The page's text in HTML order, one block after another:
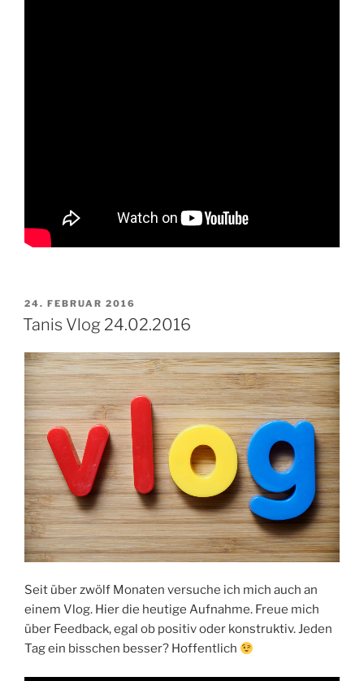
VERÖFFENTLICHT
AM
24. FEBRUAR 2016
Tanis Vlog 24.02.2016
Seit über zwölf Monaten versuche ich mich auch an
einem Vlog. Hier die heutige Aufnahme. Freue mich
über Feedback, egal ob positiv oder konstruktiv. Jeden
Tag ein bisschen besser? Hoffentlich